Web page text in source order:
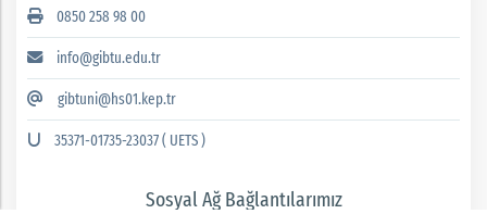
0850 258 98 00
info@gibtu.edu.tr
gibtuni@hs01.kep.tr
35371-01735-23037 ( UETS )
Sosyal Ağ Bağlantılarımız